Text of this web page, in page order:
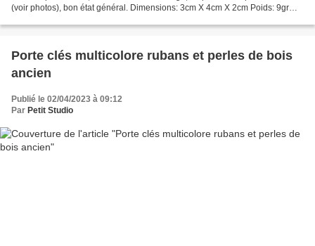
(voir photos), bon état général. Dimensions: 3cm X 4cm X 2cm Poids: 9gr
Porte clés multicolore rubans et perles de bois
ancien
Publié le 02/04/2023 à 09:12
Par Petit Studio